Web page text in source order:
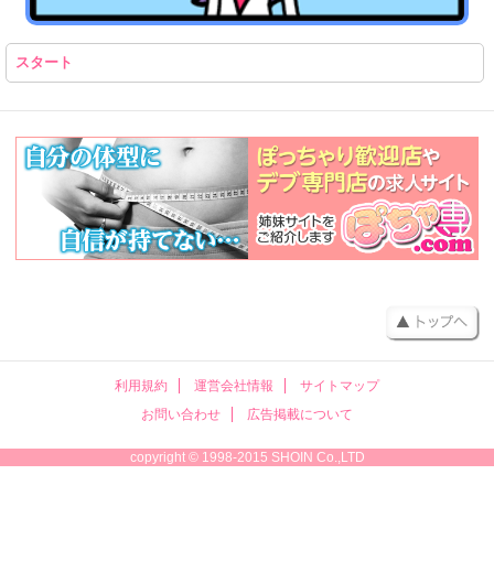
スタート
利用規約 運営会社情報
サイトマップ
お問い合わせ
広告掲載について
copyright © 1998-2015 SHOIN Co.,LTD